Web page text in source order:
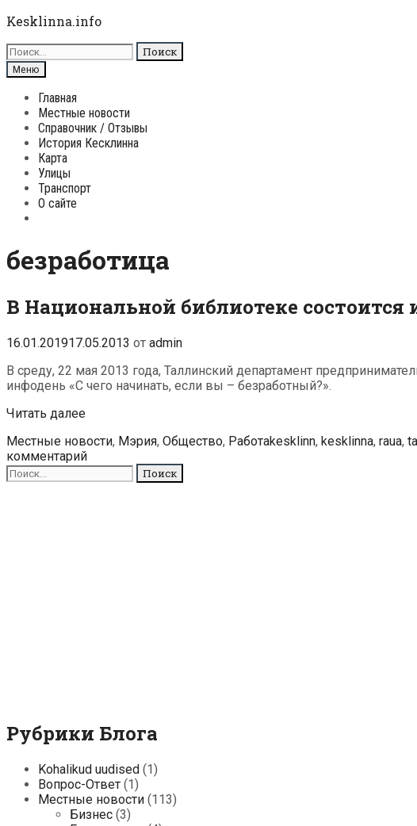
Перейти
содержимому
Kesklinna.info
Поиск
для:
Поиск
Меню
Главная
Местные новости
Справочник / Отзывы
История Кесклинна
Карта
Улицы
Транспорт
О сайте
безработица
В Национальной библиотеке
16.01.201917.05.2013 от admin
В среду, 22 мая 2013 года, Таллинский департамент
инфодень «С чего начинать, если вы – безработный?».
Читать далееВ
библиотеке
состоится
инфодень
Рубрики
Местные новости, Мэрия, Общество, РаботаМетки
kesklinn, kesklinna, raua,
комментарий
Поиск
для:
Рубрики Блога
Kohalikud uudised (1)
Вопрос-Ответ (1)
Местные новости (113)
Бизнес (3)